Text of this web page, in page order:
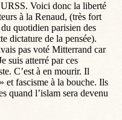
Voici donc la liberté
à la Renaud, (très fort
quotidien parisien des
dictature de la pensée).
pas voté Mitterrand car
suis atterré par ces
C’est à en mourir. Il
et fascisme à la bouche. Ils
quand l’islam sera devenu